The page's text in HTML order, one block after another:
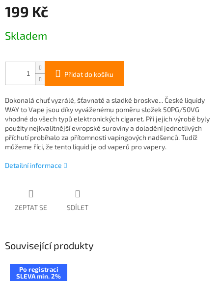
199 Kč
cena:
Skladem
Přidat do košíku
Dokonalá chuť vyzrálé, šťavnaté a sladké broskve... České liquidy
WAY to Vape jsou díky vyváženému poměru složek 50PG/50VG
vhodné do všech typů elektronických cigaret. Při jejich výrobě byly
použity nejkvalitnější evropské suroviny a doladění jednotlivých
příchutí probíhalo za přítomnosti vapingových nadšenců. Tudíž
můžeme říci, že tento liquid je od vaperů pro vapery.
Detailní informace
ZEPTAT SE SDÍLET
Související produkty
Po registraci
SLEVA min. 2%